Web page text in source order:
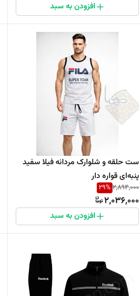
افزودن به سبد
ست حلقه و شلوارک مردانه فیلا سفید
پنبه‌ای قواره دار
2,894,000
29%
2,036,000
افزودن به سبد